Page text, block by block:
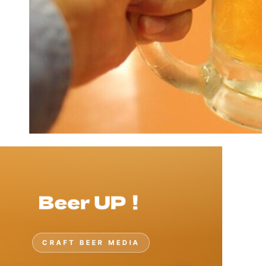
CRAFT BEER MEDIA